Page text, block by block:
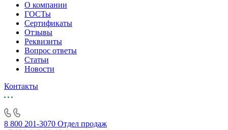
О компании
ГОСТы
Сертификаты
Отзывы
Реквизиты
Вопрос ответы
Статьи
Новости
Контакты
8 800 201-3070 Отдел продаж